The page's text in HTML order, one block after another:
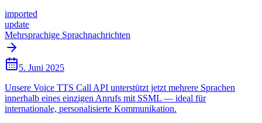
imported
update
Mehrsprachige Sprachnachrichten
5. Juni 2025
Unsere Voice TTS Call API unterstützt jetzt mehrere Sprachen
innerhalb eines einzigen Anrufs mit SSML — ideal für
internationale, personalisierte Kommunikation.